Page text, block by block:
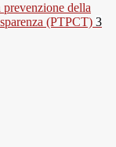
della
(PTPCT) 3